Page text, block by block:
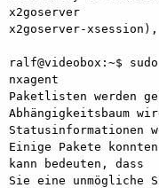
x2goserver
x2goserver-
ralf@videobox:~$
nxagent
Paketlisten werden
Abhängigkeitsbaum
Statusinformationen
Einige Pakete
kann bedeuten, dass
Sie eine unmögliche